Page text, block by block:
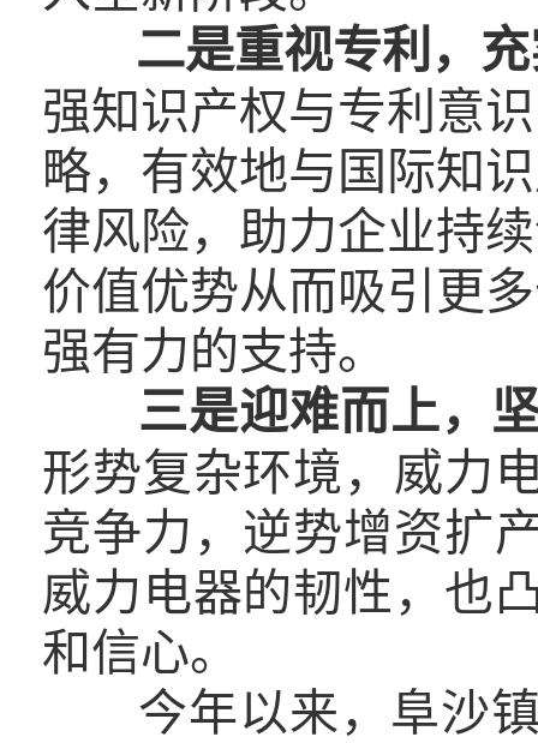
二是重视专利，
强知识产权与专利意
略，有效地与国际知
律风险，助力企业持
价值优势从而吸引更
强有力的支持。
三是迎难而上，
形势复杂环境，威力
竞争力，逆势增资扩
威力电器的韧性，也
和信心。
今年以来，阜沙